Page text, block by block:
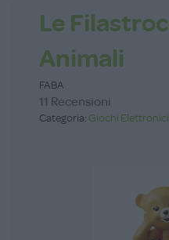
Le
Animali
FABA
11 Recensioni
Categoria: Giochi